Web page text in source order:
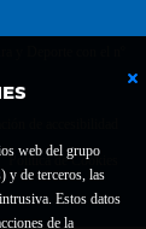
web del grupo
y de terceros, las
Estos datos
de la
Política de Cookies